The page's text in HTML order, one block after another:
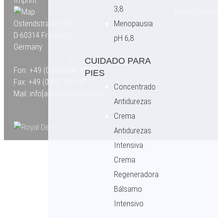
3,8
Menopausia
pH 6,8
CUIDADO PARA
PIES
Concentrado
Antidurezas
Crema
Antidurezas
Intensiva
Crema
Regeneradora
Bálsamo
Intensivo
Ostendstrasse 64
D-60314 Frankfurt
Germany
Fon: +49 (0)691 534 90 13
Fax: +49 (0)691 534 97 21
Mail: info[at]royalderma.com